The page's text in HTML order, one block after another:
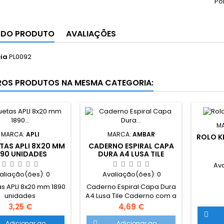
PRODUTO AVALIAÇÕES
PL0092
PRODUTOS NA MESMA CATEGORIA:
MARCA: APLI
APLI 8X20 MM
UNIDADES
0
APLI 8x20 mm 1890
unidades
Preço
3,25 €
MARCA: AMBAR
CADERNO ESPIRAL CAPA
DURA A4 LUSA TILE
Avaliação(ões): 0
Caderno Espiral Capa Dura
A4 Lusa Tile Caderno com a
qualidade habitual da
marca portuguesa AMBAR,
Preço
4,69 €
ROLO
